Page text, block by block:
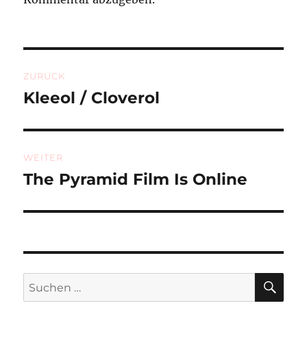
ZURÜCK
Vorheriger
Kleeol / Cloverol
WEITER
Nächster
The Pyramid Film Is Online
Suchen
nach: